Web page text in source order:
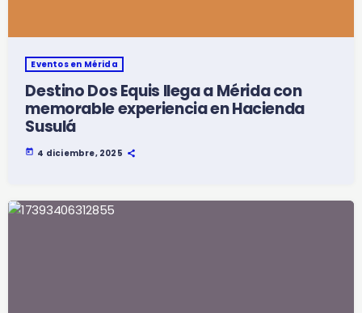
Eventos en Mérida
Destino Dos Equis llega a Mérida con
memorable experiencia en Hacienda
Susulá
today 4 diciembre, 2025